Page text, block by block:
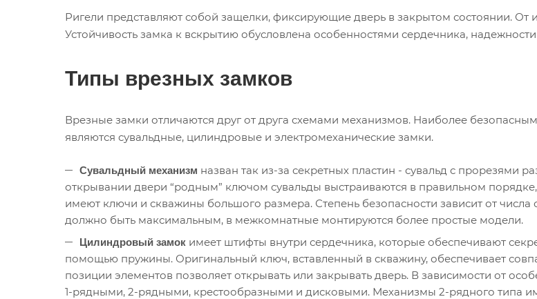
Ригели представляют собой защелки, фиксирующие дверь в закрытом состоянии. От
Устойчивость замка к вскрытию обусловлена особенностями сердечника,
Типы врезных замков
Врезные замки отличаются друг от друга схемами механизмов. Наиболее
являются сувальдные, цилиндровые и электромеханические замки.
Сувальдный механизм назван так из-за секретных пластин - сувальд с
открывании двери “родным” ключом сувальды выстраиваются в правильном
имеют ключи и скважины большого размера. Степень безопасности зависит от числа
должно быть максимальным, в межкомнатные монтируются более простые модели.
Цилиндровый замок имеет штифты внутри сердечника, которые обеспечивают
помощью пружины. Оригинальный ключ, вставленный в скважину, обеспечивает
позиции элементов позволяет открывать или закрывать дверь. В зависимости от
1-рядными, 2-рядными, крестообразными и дисковыми. Механизмы 2-рядного типа